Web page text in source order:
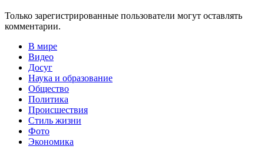
Только зарегистрированные пользователи могут оставлять
комментарии.
В мире
Видео
Досуг
Наука и образование
Общество
Политика
Происшествия
Стиль жизни
Фото
Экономика